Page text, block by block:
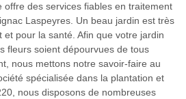
offre des services fiables en traitement
Laspeyres. Un beau jardin est très
et pour la santé. Afin que votre jardin
fleurs soient dépourvues de tous
nous mettons notre savoir-faire au
spécialisée dans la plantation et
nous disposons de nombreuses